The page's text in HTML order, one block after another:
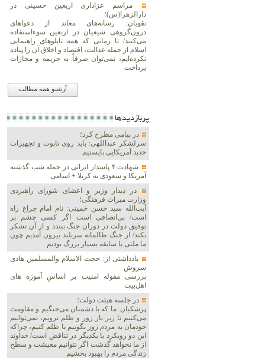
مراسم عزاداری اربعین حسینی در
دارالزهرا(س)؛
نقویان: رسانه‌های معاند از دعواهای
درون‌گروهی شیعیان در اربعین سوءاستفاده
می‌کنند/ تا زمانی که همه تابلوهای راهنمایی
اسلام از جمله عدالت، اقتصاد و اخلاق آن را پیاده
نکرده‌ایم، نمی‌توان صرفاً به جریمه و مجازات
پرداخت
آرشیو همه مطالب
پربازديدها
در پیامی مطرح کرد؛
سرلشکر عبداللهی: باید روی تابوت و تجهیزات
جدید آمریکایی بایستیم
شهادت ۴ پاسدار ایرانی در حمله شب گذشته
آمریکا و سعودی به کربلا + اسامی
در دیدار وزیر و اعضای شورای راهبردی
وزارت‌ میراث فرهنگی؛
آیت‌الله سید حسن خمینی: نام امام چراغ راه
است/ بی‌انصافی است‌ اگر کسی چشم بر
توفیق دولت‌ در دوران جنگ ببندد و از آن تشکر
نکند/ از جنگ ظالمانه سربلند بیرون آمدیم چون
ما ملتی با سابقه بسیار بزرگ بودیم
یادداشتی از: حجت الاسلام والمسلمین هادی
سروش
بررسی مقوله امنیت بر اساسِ آموزه های
اهل‌بیت
در جلسه هیئت دولت؛
پزشکیان: ما که با دشمنان می‌جنگیم و مقاومت
می‌کنیم تا زیر بار زور و ظلم نرویم، نمی‌توانیم
خودمان به مردم زور بگوییم یا ظلم کنیم، چراکه
این دو رویکرد با یکدیگر در تناقض است/ خداوند
از ما نخواهد گذشت اگر نتوانیم معیشت و سطح
زندگی مردم را بهبود بخشیم